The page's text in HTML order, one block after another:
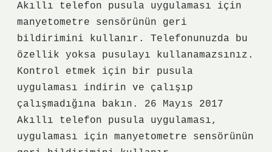
Akıllı telefon pusula uygulaması için
manyetometre sensörünün geri
bildirimini kullanır. Telefonunuzda bu
özellik yoksa pusulayı kullanamazsınız.
Kontrol etmek için bir pusula
uygulaması indirin ve çalışıp
çalışmadığına bakın. 26 Mayıs 2017
Akıllı telefon pusula uygulaması,
uygulaması için manyetometre sensörünün